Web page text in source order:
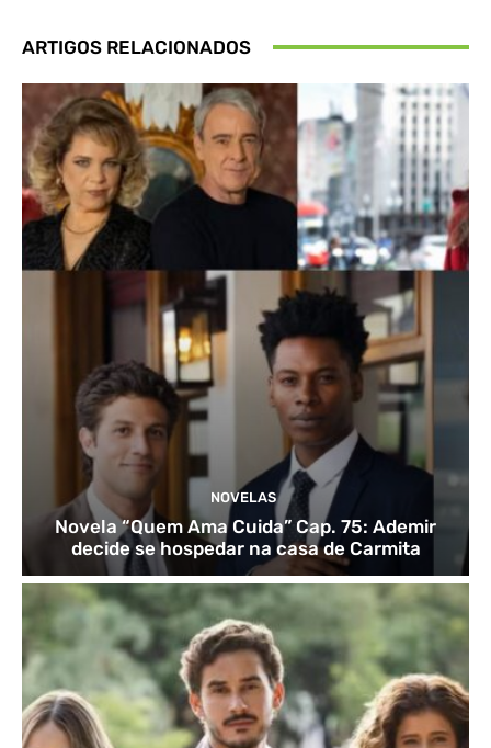
ARTIGOS RELACIONADOS
NOVELAS
Novela “Quem Ama Cuida” Cap. 75: Ademir
decide se hospedar na casa de Carmita